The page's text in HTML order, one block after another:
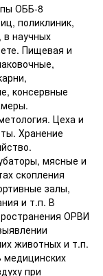
ОББ-8
поликлиник,
в научных
Пищевая и
консервные
Цеха и
Хранение
мясные и
скопления
залы,
и т.п. В
ОРВИ
животных и т.п.
медицинских
при